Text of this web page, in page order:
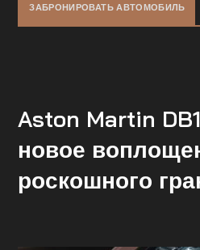
ЗАБРОНИРОВАТЬ АВТОМОБИЛЬ
Aston Martin
новое
роскошного